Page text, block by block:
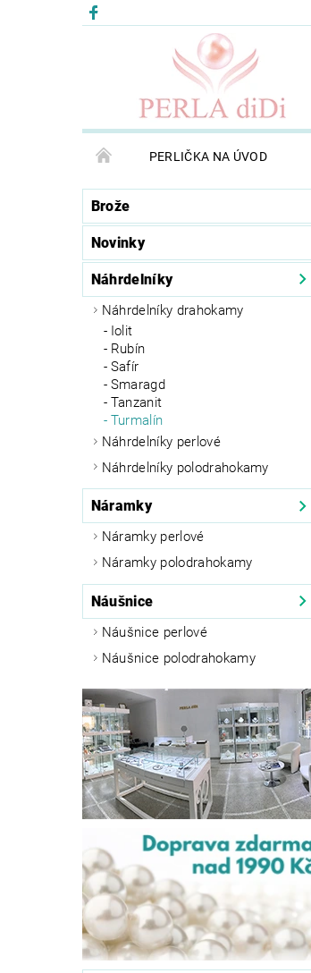
PERLIČKA NA ÚVOD
Brože
Náhrdelníky
Náhrdelníky drahokamy
Iolit
Rubín
Safír
Smaragd
Tanzanit
Turmalín
Náhrdelníky perlové
Náhrdelníky polodrahokamy
Náramky
Náramky perlové
Náramky polodrahokamy
Náušnice
Náušnice perlové
Náušnice polodrahokamy
Novinky